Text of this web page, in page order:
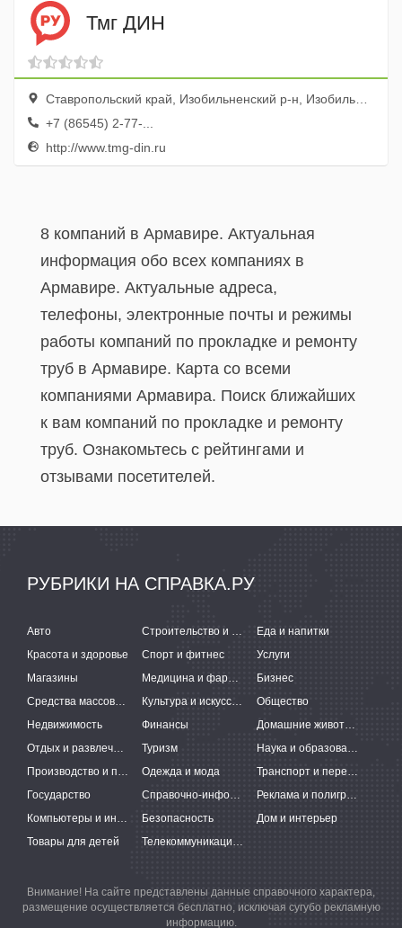
Тмг ДИН
Ставропольский край, Изобильненский р-н, Изобильный, ул. Промышленная, 114д
+7 (86545) 2-77-...
http://www.tmg-din.ru
8 компаний в Армавире. Актуальная
информация обо всех компаниях в
Армавире. Актуальные адреса,
телефоны, электронные почты и режимы
работы компаний по прокладке и ремонту
труб в Армавире. Карта со всеми
компаниями Армавира. Поиск ближайших
к вам компаний по прокладке и ремонту
труб. Ознакомьтесь с рейтингами и
отзывами посетителей.
РУБРИКИ НА СПРАВКА.РУ
Авто Строительство и ремонт
Еда и напитки
Красота и здоровье
Спорт и фитнес
Услуги
Магазины
Медицина и фармацевтика
Бизнес
Средства массовой информации
Культура и искусство
Общество
Недвижимость
Финансы
Домашние животные
Отдых и развлечения
Туризм
Наука и образование
Производство и поставки
Одежда и мода
Транспорт и перевозки
Государство
Справочно-информационные системы
Реклама и полиграфия
Компьютеры и интернет
Безопасность
Дом и интерьер
Товары для детей
Телекоммуникации и связь
Внимание! На сайте представлены данные справочного характера,
размещение осуществляется бесплатно, исключая сугубо рекламную
информацию.